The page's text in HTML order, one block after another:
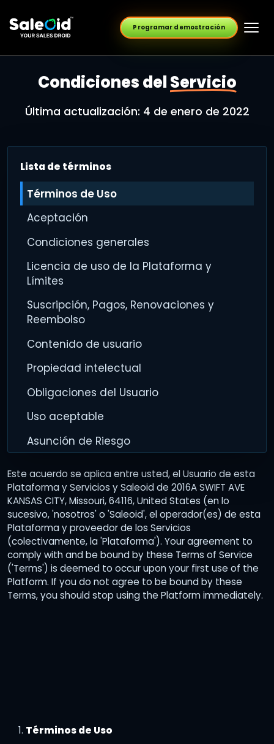
Programar demostración
Condiciones delServicio
Última actualización: 4 de enero de 2022
Lista de términos
Términos de Uso
Aceptación
Condiciones generales
Licencia de uso de la Plataforma y
Límites
Suscripción, Pagos, Renovaciones y
Reembolso
Contenido de usuario
Propiedad intelectual
Obligaciones del Usuario
Uso aceptable
Asunción de Riesgo
Indemnización
Exclusión de responsabilidad
Anti-Spam
Enlaces y contenido de terceros
Modificación y variación
Gestión de plataforma
Este acuerdo se aplica entre usted, el Usuario de esta
Plataforma y Servicios y Saleoid de 2016A SWIFT AVE
KANSAS CITY, Missouri, 64116, United States (en lo
sucesivo, 'nosotros' o 'Saleoid', el operador(es) de esta
Plataforma y proveedor de los Servicios
(colectivamente, la 'Plataforma'). Your agreement to
comply with and be bound by these Terms of Service
('Terms') is deemed to occur upon your first use of the
Platform. If you do not agree to be bound by these
Terms, you should stop using the Platform immediately.
Términos de Uso